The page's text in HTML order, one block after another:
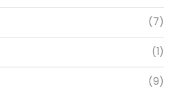
(7)
(1)
(9)